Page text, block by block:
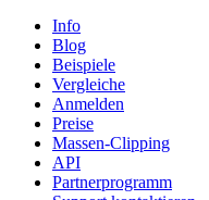
Info
Blog
Beispiele
Vergleiche
Anmelden
Preise
Massen-Clipping
API
Partnerprogramm